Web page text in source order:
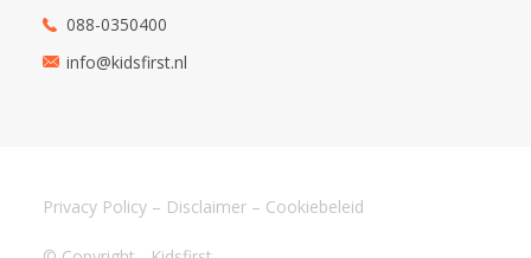
088-0350400
info@kidsfirst.nl
Privacy Policy – Disclaimer – Cookiebeleid